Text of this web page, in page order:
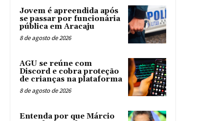
Jovem é apreendida após
se passar por funcionária
pública em Aracaju
8 de agosto de 2026
AGU se reúne com
Discord e cobra proteção
de crianças na plataforma
8 de agosto de 2026
Entenda por que Márcio